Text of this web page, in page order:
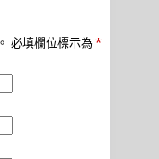
必填欄位標示為 *